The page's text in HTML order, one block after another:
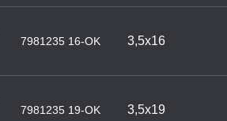
7981235 16-OK 3,5х16
7981235 19-OK 3,5х19